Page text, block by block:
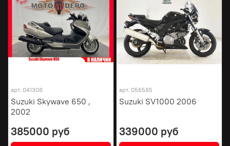
арт. 041308
Suzuki Skywave 650 ,
2002
385000 руб
арт. 056585
Suzuki SV1000 2006
339000 руб